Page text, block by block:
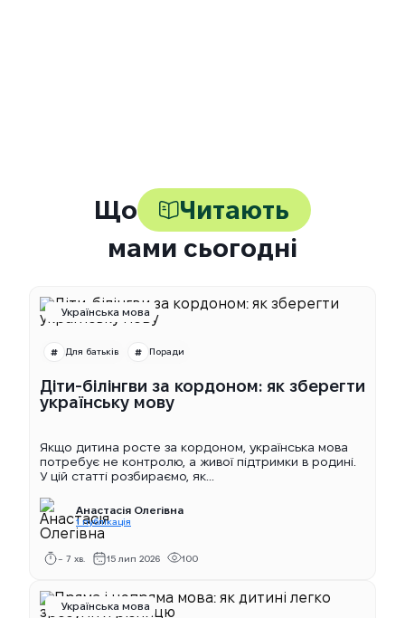
Що
Читають
мами сьогодні
Українська мова
Для батьків Поради
Діти-білінгви за кордоном: як зберегти
українську мову
Якщо дитина росте за кордоном, українська мова
потребує не контролю, а живої підтримки в родині.
У цій статті розбираємо, як...
Анастасія Олегівна
1 публікація
~ 7 хв. 15 лип 2026 100
Українська мова